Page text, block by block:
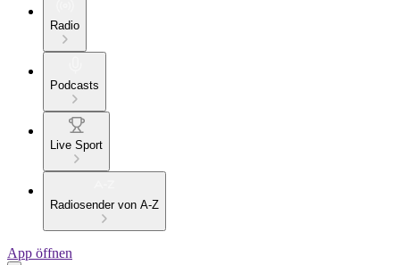
Radio
Podcasts
Live Sport
Radiosender von A-Z
App öffnen